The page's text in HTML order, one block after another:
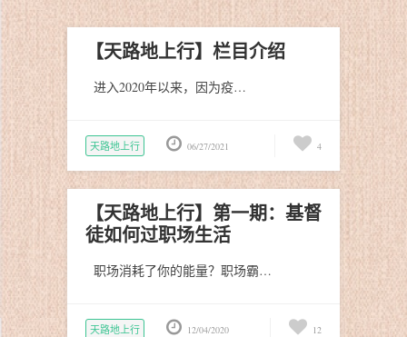
【天路地上行】栏目介绍
进入2020年以来，因为疫…
天路地上行 06/27/2021 4
【天路地上行】第一期：基督
徒如何过职场生活
职场消耗了你的能量？职场霸…
天路地上行 12/04/2020 12